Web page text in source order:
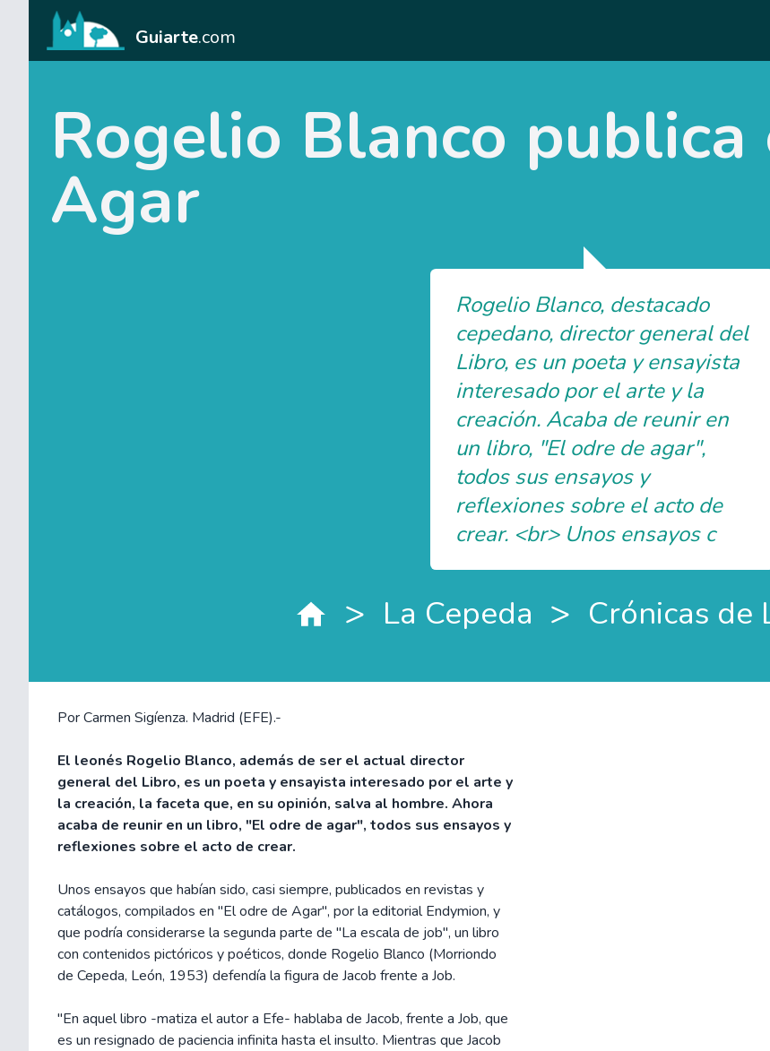
Guiarte.com
Rogelio Blanco publica
Agar
Rogelio Blanco, destacado
cepedano, director general del
Libro, es un poeta y ensayista
interesado por el arte y la
creación. Acaba de reunir en
un libro, "El odre de agar",
todos sus ensayos y
reflexiones sobre el acto de
crear. <br> Unos ensayos c
> La Cepeda > Crónicas de
Por Carmen Sigíenza. Madrid (EFE).-
El leonés Rogelio Blanco, además de ser el actual director
general del Libro, es un poeta y ensayista interesado por el arte y
la creación, la faceta que, en su opinión, salva al hombre. Ahora
acaba de reunir en un libro, "El odre de agar", todos sus ensayos y
reflexiones sobre el acto de crear.
Unos ensayos que habían sido, casi siempre, publicados en revistas y
catálogos, compilados en "El odre de Agar", por la editorial Endymion, y
que podría considerarse la segunda parte de "La escala de job", un libro
con contenidos pictóricos y poéticos, donde Rogelio Blanco (Morriondo
de Cepeda, León, 1953) defendía la figura de Jacob frente a Job.
"En aquel libro -matiza el autor a Efe- hablaba de Jacob, frente a Job, que
es un resignado de paciencia infinita hasta el insulto. Mientras que Jacob